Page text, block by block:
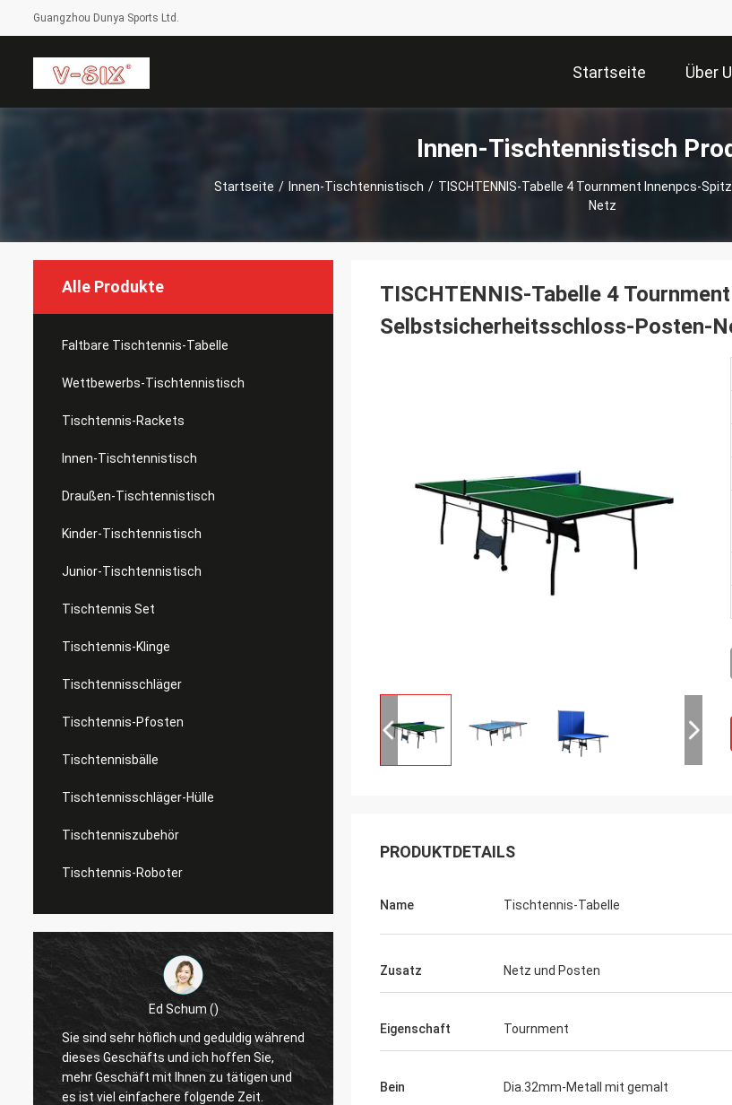
Guangzhou Dunya Sports Ltd.
Startseite Über
Innen-Tischtennistisch
Startseite / Innen-Tischtennistisch / TISCHTENNIS-Tabelle 4 Tournment Innenpcs-
Netz
Alle Produkte
Faltbare Tischtennis-Tabelle
Wettbewerbs-Tischtennistisch
Tischtennis-Rackets
Innen-Tischtennistisch
Draußen-Tischtennistisch
Kinder-Tischtennistisch
Junior-Tischtennistisch
Tischtennis Set
Tischtennis-Klinge
Tischtennisschläger
Tischtennis-Pfosten
Tischtennisbälle
Tischtennisschläger-Hülle
Tischtenniszubehör
Tischtennis-Roboter
Ed Schum ()
Sie sind sehr höflich und geduldig während
dieses Geschäfts und ich hoffen Sie,
mehr Geschäft mit Ihnen zu tätigen und
es ist viel einfachere folgende Zeit.
Hallo, KENHO Es scheint, dass wir ein
gut haben Dank für Ihren Job
Danke für
Schlägern
TISCHTENNIS-Tabelle 4
Selbstsicherheitsschloss-Posten-
PRODUKTDETAILS
Name Tischtennis-Tabelle
Zusatz Netz und Posten
Eigenschaft Tournment
Bein Dia.32mm-Metall mit gemalt